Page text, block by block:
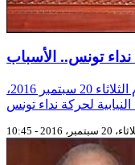
تونس.. الأسباب
قدّم النائب علي بن سالم، صباح اليوم الثلاثاء 20 سبتمبر 2016،
سبتمبر، 2016 - 10:45